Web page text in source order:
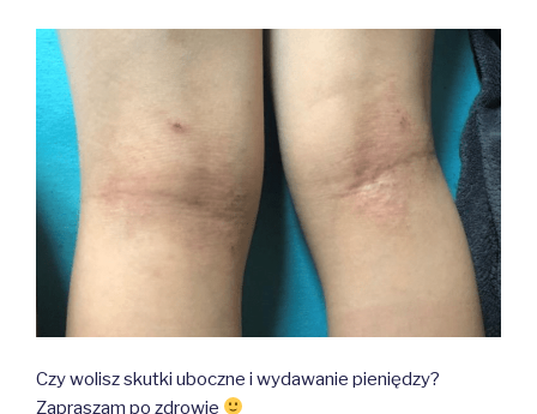
Czy wolisz skutki uboczne i wydawanie pieniędzy?
Zapraszam po zdrowie